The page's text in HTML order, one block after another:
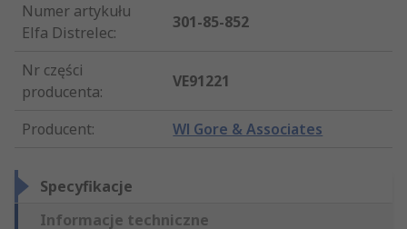
Numer artykułu
Elfa Distrelec:
301-85-852
Nr części
producenta:
VE91221
Producent: Wl Gore & Associates
Specyfikacje
Informacje techniczne